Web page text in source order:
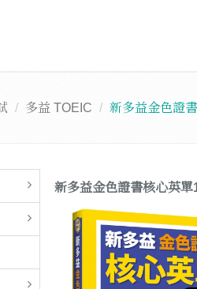
多益 TOEIC 新多益金色證
新多益金色證書核心英